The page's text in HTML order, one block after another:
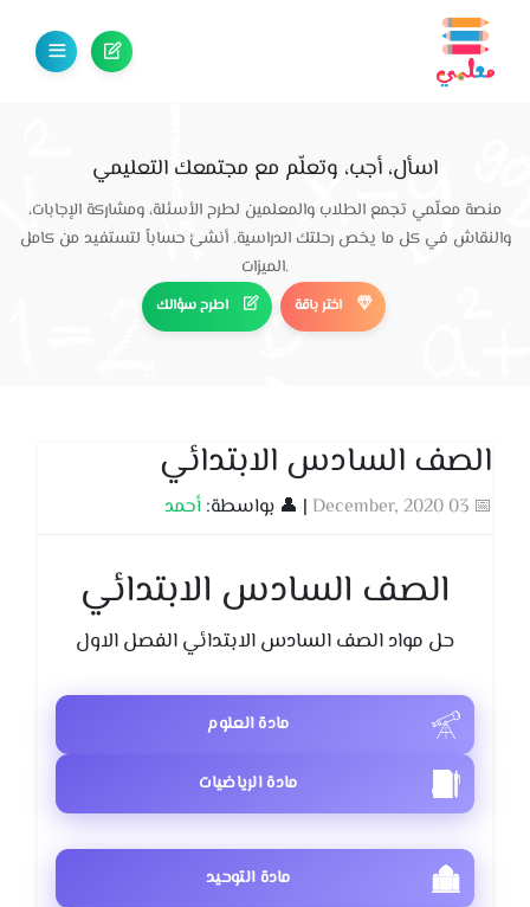
اسأل، أجب، وتعلّم مع مجتمعك التعليمي
منصة معلّمي تجمع الطلاب والمعلمين لطرح الأسئلة، ومشاركة الإجابات،
والنقاش في كل ما يخص رحلتك الدراسية. أنشئ حساباً لتستفيد من كامل
الميزات.
اطرح سؤالك اختر باقة
الصف السادس الابتدائي
📅 03 December, 2020 | 👤 بواسطة: أحمد
الصف السادس الابتدائي
حل مواد الصف السادس الابتدائي الفصل الاول
مادة العلوم
مادة الرياضيات
مادة التوحيد